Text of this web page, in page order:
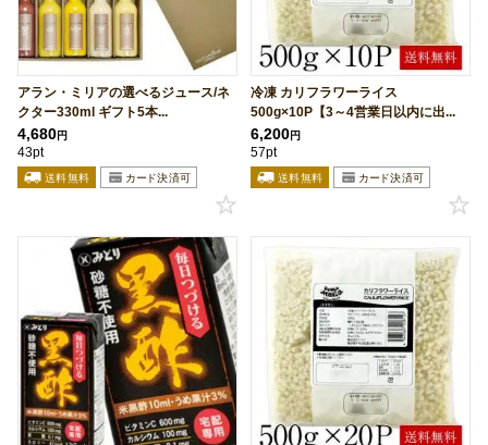
アラン・ミリアの選べるジュース/ネ
クター330ml ギフト5本...
4,680円
43pt
冷凍 カリフラワーライス
500g×10P【3～4営業日以内に出...
6,200円
57pt